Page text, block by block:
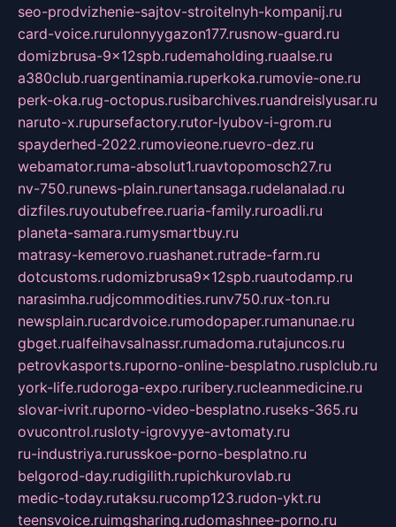
seo-prodvizhenie-sajtov-stroitelnyh-kompanij.ru
card-voice.rurulonnyygazon177.rusnow-guard.ru
domizbrusa-9x12spb.rudemaholding.ruaalse.ru
a380club.ruargentinamia.ruperkoka.rumovie-one.ru
perk-oka.rug-octopus.rusibarchives.ruandreislyusar.ru
naruto-x.rupursefactory.rutor-lyubov-i-grom.ru
spayderhed-2022.rumovieone.ruevro-dez.ru
webamator.ruma-absolut1.ruavtopomosch27.ru
nv-750.runews-plain.runertansaga.rudelanalad.ru
dizfiles.ruyoutubefree.ruaria-family.ruroadli.ru
planeta-samara.rumysmartbuy.ru
matrasy-kemerovo.ruashanet.rutrade-farm.ru
dotcustoms.rudomizbrusa9x12spb.ruautodamp.ru
narasimha.rudjcommodities.runv750.rux-ton.ru
newsplain.rucardvoice.rumodopaper.rumanunae.ru
gbget.rualfeihavsalnassr.rumadoma.rutajuncos.ru
petrovkasports.ruporno-online-besplatno.rusplclub.ru
york-life.rudoroga-expo.ruribery.rucleanmedicine.ru
slovar-ivrit.ruporno-video-besplatno.ruseks-365.ru
ovucontrol.rusloty-igrovyye-avtomaty.ru
ru-industriya.rurusskoe-porno-besplatno.ru
belgorod-day.rudigilith.rupichkurovlab.ru
medic-today.rutaksu.rucomp123.rudon-ykt.ru
teensvoice.ruimgsharing.rudomashnee-porno.ru